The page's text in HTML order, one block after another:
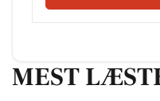
MEST